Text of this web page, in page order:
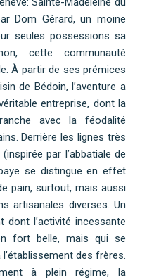
Dom Gérard, un moine
seules possessions sa
cette communauté
À partir de ses prémices
de Bédoin, l’aventure a
entreprise, dont la
avec la féodalité
Derrière les lignes très
par l’abbatiale de
se distingue en effet
pain, surtout, mais aussi
artisanales diverses. Un
dont l’activité incessante
fort belle, mais qui se
des frères.
à plein régime, la